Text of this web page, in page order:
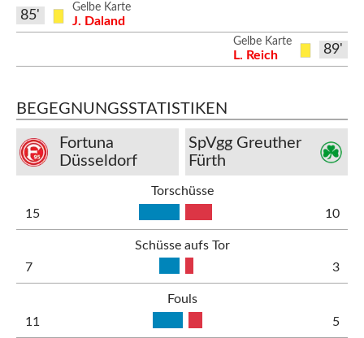
Gelbe Karte
J. Daland
85'
89'
Gelbe Karte
L. Reich
BEGEGNUNGSSTATISTIKEN
Fortuna
Düsseldorf
SpVgg Greuther
Fürth
Torschüsse
15
10
Schüsse aufs Tor
7
3
Fouls
11
5